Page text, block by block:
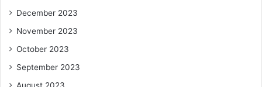
December 2023
November 2023
October 2023
September 2023